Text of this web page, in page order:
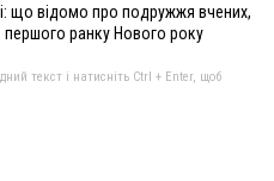
що відомо про подружжя вчених,
першого ранку Нового року
текст і натисніть Ctrl + Enter, щоб